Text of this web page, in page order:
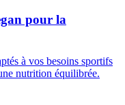
pour la
à vos besoins sportifs
nutrition équilibrée.